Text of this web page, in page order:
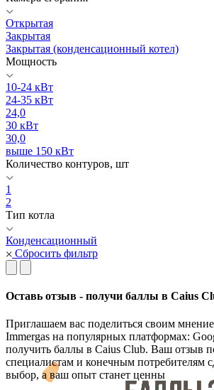
Открытая
Закрытая
Закрытая (конденсационный котел)
Мощность
10-24 кВт
24-35 кВт
24,0
30 кВт
30,0
выше 150 кВт
Количество контуров, шт
1
2
Тип котла
Конденсационный
Сбросить фильтр
Оставь отзыв - получи баллы в Caius
Приглашаем вас поделиться своим
Immergas на популярных платформах:
получить баллы в Caius Club. Ваш отзыв
специалистам и конечным потребителям
выбор, а ваш опыт станет ценны